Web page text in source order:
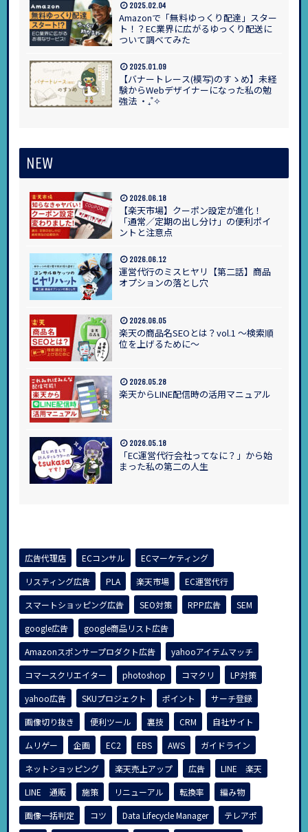
Amazonで「無料ゆっくり配達」スター
ト！？EC業界に広がるゆっくり配送に
ついて調べてみた
2025.02.04
【バナートレース(模写)のすゝめ】未経
験からWebデザイナーになった私の勉
強法 ‧₊˚✧
2025.01.09
NEW
【楽天市場】クーポン設定が進化！
「通常／定期の出し分け」の便利ポイ
ントと注意点
2026.06.18
運営代行のミスヒヤリ【第二話】商品
オプションの落とし穴
2026.06.12
楽天の商品名SEOとは？vol.1 ～検索順
位を上げるために～
2026.06.05
楽天からLINE配信時の活用マニュアル
2026.05.28
「EC運営代行会社ってなに？」から始
まった私の第二の人生
2026.05.18
広告代理店 ECコンサル
ECマーケティング
リスティング広告
PLA 楽天市場
EC運営代行
スマートショッピング広告
SEO対策 RPP広告
SEM
google広告
google商品リスト広告
Amazonスポンサープロダクト広告
yahooアイテムマッチ
コマースクリエイター
photoshop コマクリ
LP対策
yahoo広告
SKUプロジェクト ポイント
サーチ登録
画像切り抜き
便利ツール 裏技 CRM
自社サイト
ムリゲー
企画 EC2 EBS AWS
ガイドライン
ネットショッピング
楽天売上アップ 広告
LINE 楽天
LINE 通販
施策 リニューアル 転換率
編み物
画像一括判定
コツ Data Lifecycle Manager テレアポ